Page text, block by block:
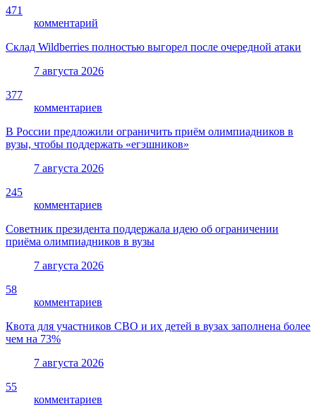
471
комментарий
Склад Wildberries полностью выгорел после очередной атаки
7 августа 2026
377
комментариев
В России предложили ограничить приём олимпиадников в
вузы, чтобы поддержать «егэшников»
7 августа 2026
245
комментариев
Советник президента поддержала идею об ограничении
приёма олимпиадников в вузы
7 августа 2026
58
комментариев
Квота для участников СВО и их детей в вузах заполнена более
чем на 73%
7 августа 2026
55
комментариев